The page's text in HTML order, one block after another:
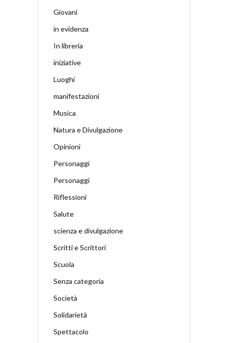
Giovani
in evidenza
In libreria
iniziative
Luoghi
manifestazioni
Musica
Natura e Divulgazione
Opinioni
Personaggi
Personaggi
Riflessioni
Salute
scienza e divulgazione
Scritti e Scrittori
Scuola
Senza categoria
Società
Solidarietà
Spettacolo